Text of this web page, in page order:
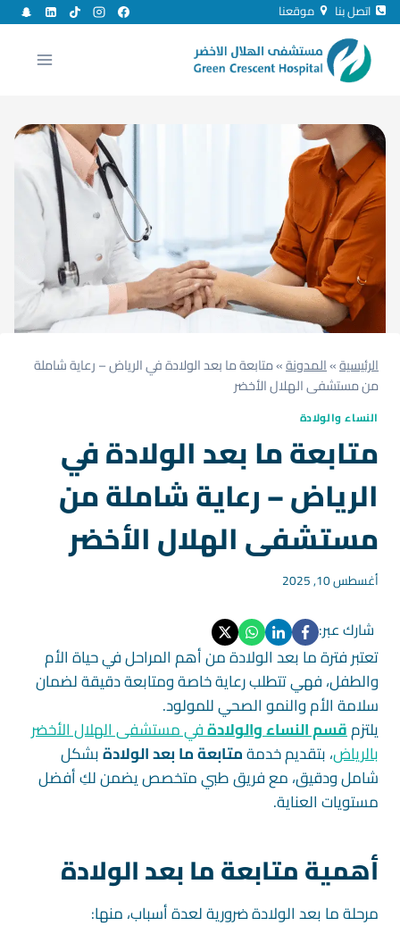
التجاوز
المحتوى
اتصل بنا موقعنا
الرئيسية»المدونة»متابعة ما بعد الولادة في الرياض – رعاية شاملة
من مستشفى الهلال الأخضر
النساء والولادة
متابعة ما بعد الولادة في
الرياض – رعاية شاملة من
مستشفى الهلال الأخضر
أغسطس 10, 2025
شارك عبر:
تعتبر فترة ما بعد الولادة من أهم المراحل في حياة الأم
والطفل، فهي تتطلب رعاية خاصة ومتابعة دقيقة لضمان
سلامة الأم والنمو الصحي للمولود.
يلتزمقسم النساء والولادةفي مستشفى الهلال الأخضر
بالرياض، بتقديم خدمةمتابعة ما بعد الولادةبشكل
شامل ودقيق، مع فريق طبي متخصص يضمن لكِ أفضل
مستويات العناية.
أهمية متابعة ما بعد الولادة
مرحلة ما بعد الولادة ضرورية لعدة أسباب، منها: